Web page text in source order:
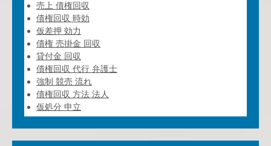
売上 債権回収
債権回収 時効
仮差押 効力
債権 売掛金 回収
貸付金 回収
債権回収 代行 弁護士
強制 競売 流れ
債権回収 方法 法人
仮処分 申立